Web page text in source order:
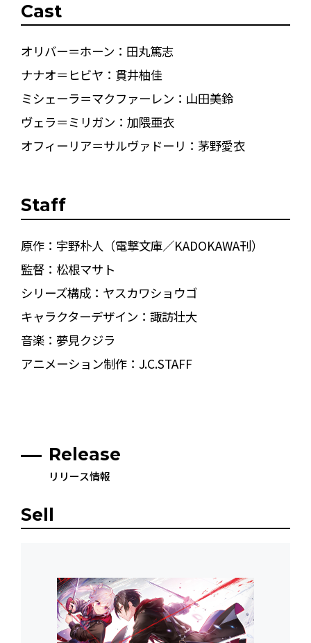
Cast
オリバー＝ホーン：田丸篤志
ナナオ＝ヒビヤ：貫井柚佳
ミシェーラ＝マクファーレン：山田美鈴
ヴェラ＝ミリガン：加隈亜衣
オフィーリア＝サルヴァドーリ：茅野愛衣
Staff
原作：宇野朴人（電撃文庫／KADOKAWA刊）
監督：松根マサト
シリーズ構成：ヤスカワショウゴ
キャラクターデザイン：諏訪壮大
音楽：夢見クジラ
アニメーション制作：J.C.STAFF
Release
リリース情報
Sell